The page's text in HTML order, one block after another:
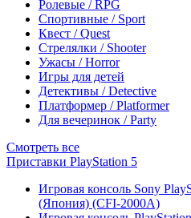
Ролевые / RPG
Спортивные / Sport
Квест / Quest
Стрелялки / Shooter
Ужасы / Horror
Игры для детей
Детективы / Detective
Платформер / Platformer
Для вечеринок / Party
Смотреть все
Приставки PlayStation 5
Игровая консоль Sony
(Япония) (CFI-2000A)